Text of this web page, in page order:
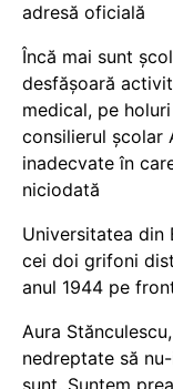
adresă oficială
Încă mai sunt
desfășoară
medical, pe
consilierul școlar
inadecvate în
niciodată
Universitatea din
cei doi grifoni
anul 1944 pe
Aura
nedreptate să
sunt. Suntem